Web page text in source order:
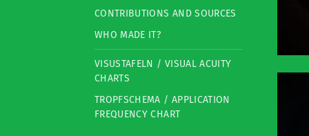
CONTRIBUTIONS AND SOURCES
WHO MADE IT?
VISUSTAFELN / VISUAL ACUITY
CHARTS
TROPFSCHEMA / APPLICATION
FREQUENCY CHART